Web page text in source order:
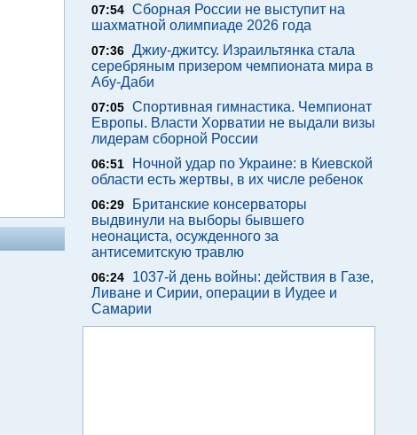
07:54 Сборная России не выступит на
шахматной олимпиаде 2026 года
07:36 Джиу-джитсу. Израильтянка стала
серебряным призером чемпионата мира в
Абу-Даби
07:05 Спортивная гимнастика. Чемпионат
Европы. Власти Хорватии не выдали визы
лидерам сборной России
06:51
Ночной удар по Украине: в Киевской
области есть жертвы, в их числе ребенок
06:29
Британские консерваторы
выдвинули на выборы бывшего
неонациста, осужденного за
антисемитскую травлю
06:24
1037-й день войны: действия в Газе,
Ливане и Сирии, операции в Иудее и
Самарии